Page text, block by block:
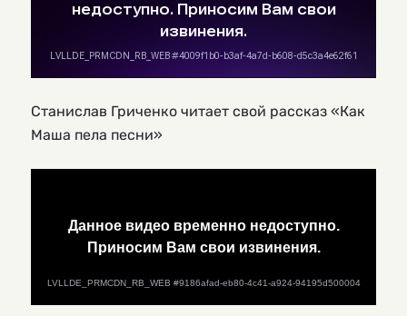
Станислав Гриченко читает свой рассказ «Как
Маша пела песни»